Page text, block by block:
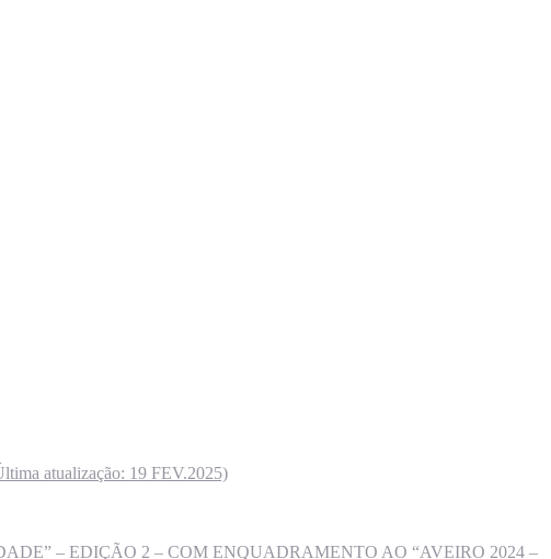
atualização: 19 FEV.2025)
– EDIÇÃO 2 – COM ENQUADRAMENTO AO “AVEIRO 2024 –